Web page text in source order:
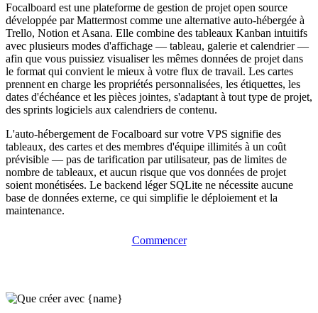
Focalboard est une plateforme de gestion de projet open source
développée par Mattermost comme une alternative auto-hébergée à
Trello, Notion et Asana. Elle combine des tableaux Kanban intuitifs
avec plusieurs modes d'affichage — tableau, galerie et calendrier —
afin que vous puissiez visualiser les mêmes données de projet dans
le format qui convient le mieux à votre flux de travail. Les cartes
prennent en charge les propriétés personnalisées, les étiquettes, les
dates d'échéance et les pièces jointes, s'adaptant à tout type de projet,
des sprints logiciels aux calendriers de contenu.
L'auto-hébergement de Focalboard sur votre VPS signifie des
tableaux, des cartes et des membres d'équipe illimités à un coût
prévisible — pas de tarification par utilisateur, pas de limites de
nombre de tableaux, et aucun risque que vos données de projet
soient monétisées. Le backend léger SQLite ne nécessite aucune
base de données externe, ce qui simplifie le déploiement et la
maintenance.
Commencer